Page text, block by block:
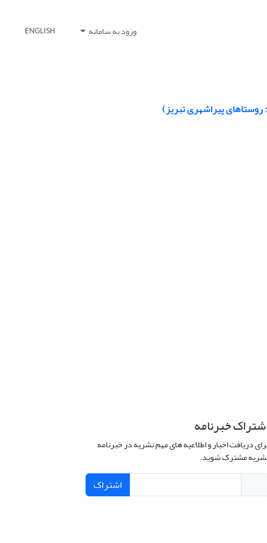
ورود به سامانه ENGLISH
روستاهای پیراشهری تبریز)
خبرنامه
دریافت اخبار و اطلاعیه های مهم نشریه در خبرنامه
مشترک شوید.
اشتراک